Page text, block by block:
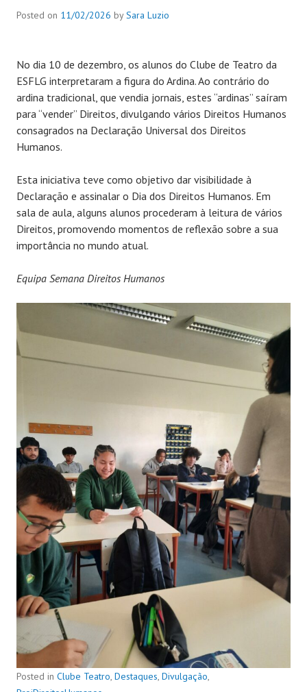
Posted on 11/02/2026 bySara Luzio
No dia 10 de dezembro, os alunos do Clube de Teatro da
ESFLG interpretaram a figura do Ardina. Ao contrário do
ardina tradicional, que vendia jornais, estes “ardinas” saíram
para “vender” Direitos, divulgando vários Direitos Humanos
consagrados na Declaração Universal dos Direitos
Humanos.
Esta iniciativa teve como objetivo dar visibilidade à
Declaração e assinalar o Dia dos Direitos Humanos. Em
sala de aula, alguns alunos procederam à leitura de vários
Direitos, promovendo momentos de reflexão sobre a sua
importância no mundo atual.
Equipa Semana Direitos Humanos
Posted in Clube Teatro, Destaques, Divulgação,